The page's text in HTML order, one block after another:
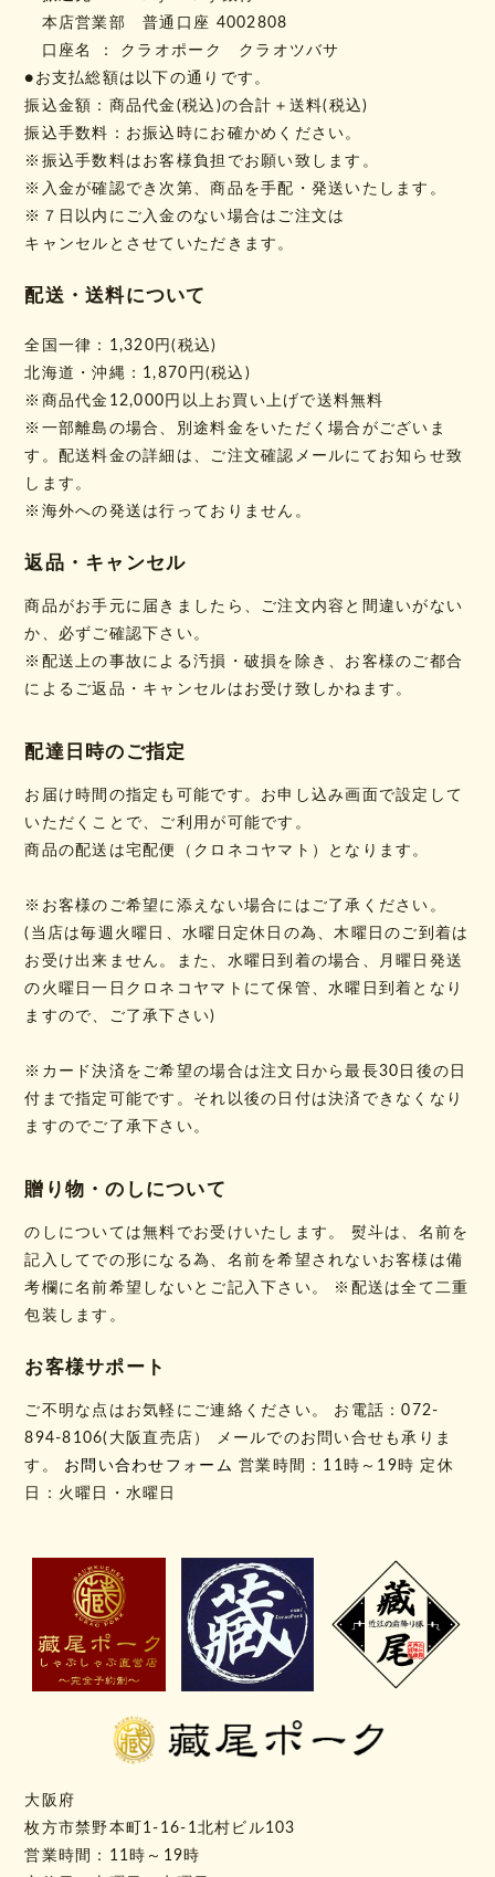
本店営業部 普通口座 4002808
口座名 ： クラオポーク クラオツバサ
●お支払総額は以下の通りです。
振込金額：商品代金(税込)の合計＋送料(税込)
振込手数料：お振込時にお確かめください。
※振込手数料はお客様負担でお願い致します。
※入金が確認でき次第、商品を手配・発送いたします。
※７日以内にご入金のない場合はご注文は
キャンセルとさせていただきます。
配送・送料について
全国一律：1,320円(税込)
北海道・沖縄：1,870円(税込)
※商品代金12,000円以上お買い上げで送料無料
※一部離島の場合、別途料金をいただく場合がございま
す。配送料金の詳細は、ご注文確認メールにてお知らせ致
します。
※海外への発送は行っておりません。
返品・キャンセル
商品がお手元に届きましたら、ご注文内容と間違いがない
か、必ずご確認下さい。
※配送上の事故による汚損・破損を除き、お客様のご都合
によるご返品・キャンセルはお受け致しかねます。
配達日時のご指定
お届け時間の指定も可能です。お申し込み画面で設定して
いただくことで、ご利用が可能です。
商品の配送は宅配便（クロネコヤマト）となります。
※お客様のご希望に添えない場合にはご了承ください。
(当店は毎週火曜日、水曜日定休日の為、木曜日のご到着は
お受け出来ません。また、水曜日到着の場合、月曜日発送
の火曜日一日クロネコヤマトにて保管、水曜日到着となり
ますので、ご了承下さい)
※カード決済をご希望の場合は注文日から最長30日後の日
付まで指定可能です。それ以後の日付は決済できなくなり
ますのでご了承下さい。
贈り物・のしについて
のしについては無料でお受けいたします。 熨斗は、名前を
記入してでの形になる為、名前を希望されないお客様は備
考欄に名前希望しないとご記入下さい。 ※配送は全て二重
包装します。
お客様サポート
ご不明な点はお気軽にご連絡ください。 お電話：072-
894-8106(大阪直売店） メールでのお問い合せも承りま
す。 お問い合わせフォーム 営業時間：11時～19時 定休
日：火曜日・水曜日
大阪府
枚方市禁野本町1-16-1北村ビル103
営業時間：11時～19時